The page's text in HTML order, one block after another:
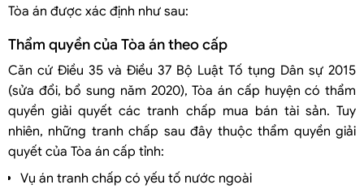
Tòa án được xác định như sau:
Thẩm quyền của Tòa án theo cấp
Căn cứ Điều 35 và Điều 37 Bộ Luật Tố tụng Dân sự 2015
(sửa đổi, bổ sung năm 2020), Tòa án cấp huyện có thẩm
quyền giải quyết các tranh chấp mua bán tài sản. Tuy
nhiên, những tranh chấp sau đây thuộc thẩm quyền giải
quyết của Tòa án cấp tỉnh:
Vụ án tranh chấp có yếu tố nước ngoài